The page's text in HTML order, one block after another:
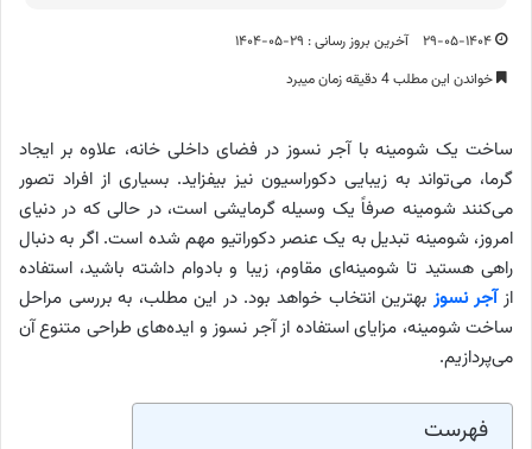
۲۹-۰۵-۱۴۰۴
آخرین بروز رسانی : ۲۹-۰۵-۱۴۰۴
خواندن این مطلب 4 دقیقه زمان میبرد
ساخت یک شومینه با آجر نسوز در فضای داخلی خانه، علاوه بر ایجاد
گرما، می‌تواند به زیبایی دکوراسیون نیز بیفزاید. بسیاری از افراد تصور
می‌کنند شومینه صرفاً یک وسیله گرمایشی است، در حالی که در دنیای
امروز، شومینه تبدیل به یک عنصر دکوراتیو مهم شده است. اگر به دنبال
راهی هستید تا شومینه‌ای مقاوم، زیبا و بادوام داشته باشید، استفاده
از آجر نسوز بهترین انتخاب خواهد بود. در این مطلب، به بررسی مراحل
ساخت شومینه، مزایای استفاده از آجر نسوز و ایده‌های طراحی متنوع آن
می‌پردازیم.
فهرست